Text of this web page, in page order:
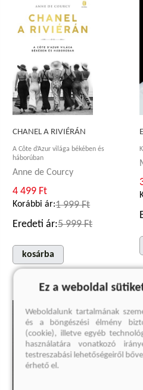
CHANEL A RIVIÉRÁN
A Côte d’Azur világa békében és
háborúban
Anne de Courcy
4 499 Ft
Korábbi ár:1 999 Ft
Eredeti ár:5 999 Ft
kosárba
Ez a weboldal
Weboldalunk tartalmának
és a böngészési élmény
(cookie), illetve egyéb
használatára vonatkozó
testreszabási lehetőségeiről
érhető el.